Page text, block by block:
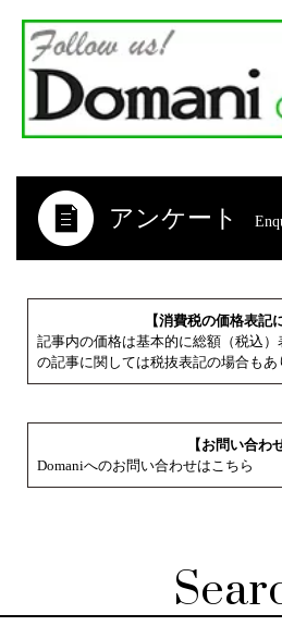
アンケート
【消費税の価格表記
記事内の価格は基本的に総額（税込
の記事に関しては税抜表記の場合もあ
【お問い合わ
Domaniへのお問い合わせはこちら